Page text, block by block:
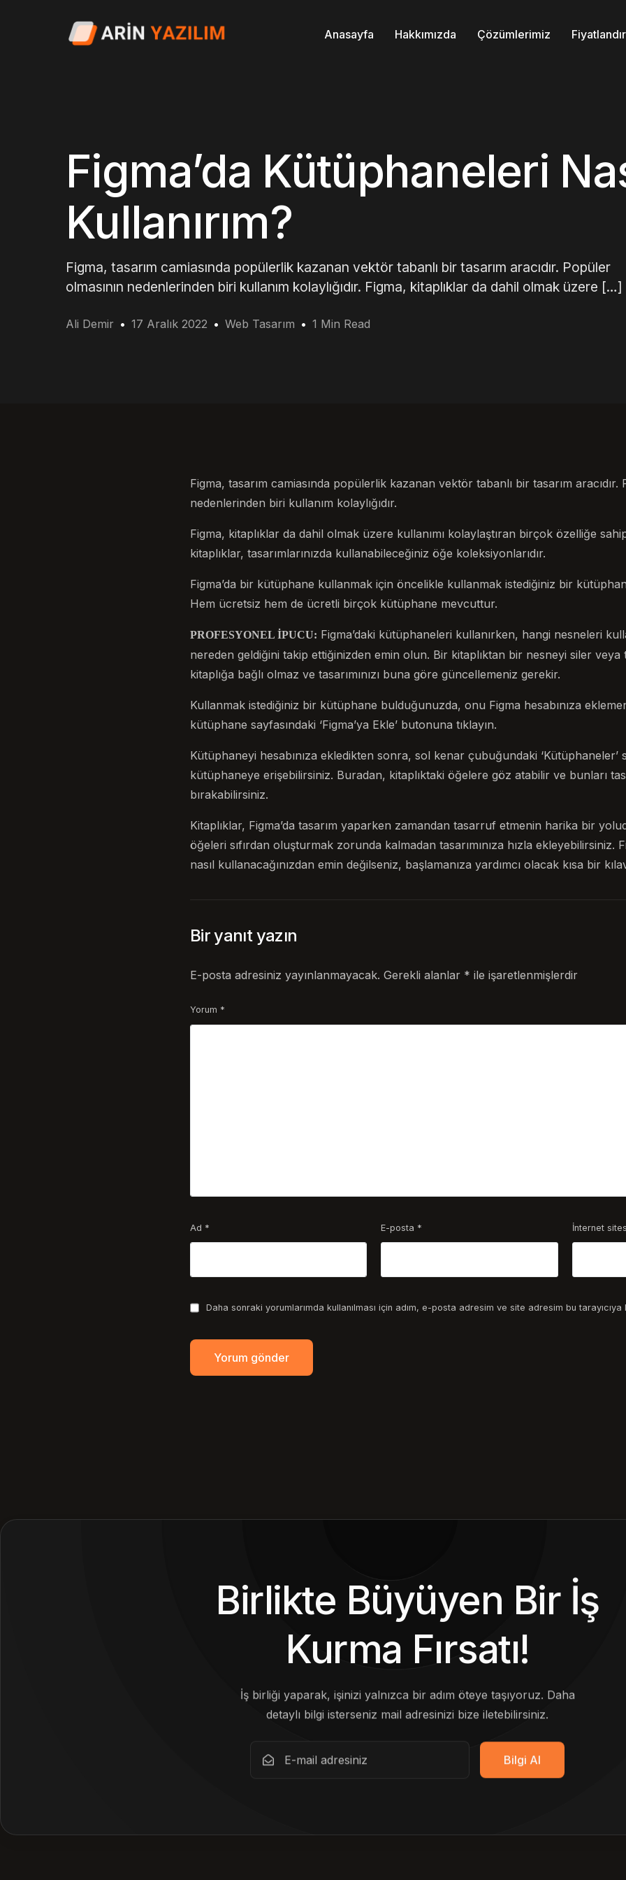
Anasayfa Hakkımızda Çözümlerimiz
Figma’da Kütüphaneleri
Kullanırım?
Figma, tasarım camiasında popülerlik kazanan vektör tabanlı bir tasarım aracıdır. Popüler
olmasının nedenlerinden biri kullanım kolaylığıdır. Figma, kitaplıklar da dahil olmak üzere […]
Ali Demir 17 Aralık 2022 Web Tasarım 1 Min Read
Figma, tasarım camiasında popülerlik kazanan vektör tabanlı bir tasarım aracıdır.
nedenlerinden biri kullanım kolaylığıdır.
Figma, kitaplıklar da dahil olmak üzere kullanımı kolaylaştıran birçok özelliğe
kitaplıklar, tasarımlarınızda kullanabileceğiniz öğe koleksiyonlarıdır.
Figma’da bir kütüphane kullanmak için öncelikle kullanmak istediğiniz bir
Hem ücretsiz hem de ücretli birçok kütüphane mevcuttur.
PROFESYONEL İPUCU: Figma’daki kütüphaneleri kullanırken, hangi nesneleri
nereden geldiğini takip ettiğinizden emin olun. Bir kitaplıktan bir nesneyi siler veya
kitaplığa bağlı olmaz ve tasarımınızı buna göre güncellemeniz gerekir.
Kullanmak istediğiniz bir kütüphane bulduğunuzda, onu Figma hesabınıza
kütüphane sayfasındaki ‘Figma’ya Ekle’ butonuna tıklayın.
Kütüphaneyi hesabınıza ekledikten sonra, sol kenar çubuğundaki ‘Kütüphaneler’
kütüphaneye erişebilirsiniz. Buradan, kitaplıktaki öğelere göz atabilir ve bunları
bırakabilirsiniz.
Kitaplıklar, Figma’da tasarım yaparken zamandan tasarruf etmenin harika bir
öğeleri sıfırdan oluşturmak zorunda kalmadan tasarımınıza hızla ekleyebilirsiniz.
nasıl kullanacağınızdan emin değilseniz, başlamanıza yardımcı olacak kısa bir
Bir yanıt yazın
E-posta adresiniz yayınlanmayacak. Gerekli alanlar * ile işaretlenmişlerdir
Yorum *
Ad * E-posta * İnternet
Daha sonraki yorumlarımda kullanılması için adım, e-posta adresim ve site adresim bu
Birlikte Büyüyen Bir İş
Kurma Fırsatı!
İş birliği yaparak, işinizi yalnızca bir adım öteye taşıyoruz. Daha
detaylı bilgi isterseniz mail adresinizi bize iletebilirsiniz.
Bilgi Al